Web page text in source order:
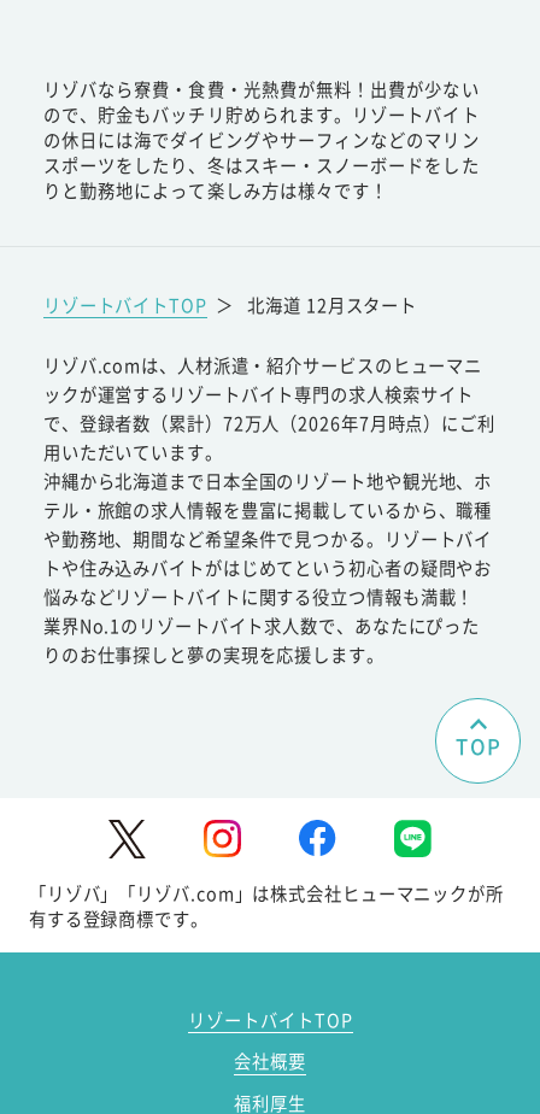
リゾバなら寮費・食費・光熱費が無料！出費が少ない
ので、貯金もバッチリ貯められます。リゾートバイト
の休日には海でダイビングやサーフィンなどのマリン
スポーツをしたり、冬はスキー・スノーボードをした
りと勤務地によって楽しみ方は様々です！
リゾートバイトTOP ＞ 北海道 12月スタート
リゾバ.comは、人材派遣・紹介サービスのヒューマニ
ックが運営するリゾートバイト専門の求人検索サイト
で、登録者数（累計）72万人（2026年7月時点）にご利
用いただいています。
沖縄から北海道まで日本全国のリゾート地や観光地、ホ
テル・旅館の求人情報を豊富に掲載しているから、職種
や勤務地、期間など希望条件で見つかる。リゾートバイ
トや住み込みバイトがはじめてという初心者の疑問やお
悩みなどリゾートバイトに関する役立つ情報も満載！
業界No.1のリゾートバイト求人数で、あなたにぴった
りのお仕事探しと夢の実現を応援します。
TOP
「リゾバ」「リゾバ.com」は株式会社ヒューマニックが所
有する登録商標です。
リゾートバイトTOP
会社概要
福利厚生